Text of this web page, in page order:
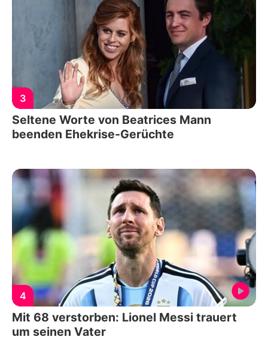
3
Seltene Worte von Beatrices Mann
beenden Ehekrise-Gerüchte
4
Mit 68 verstorben: Lionel Messi trauert
um seinen Vater